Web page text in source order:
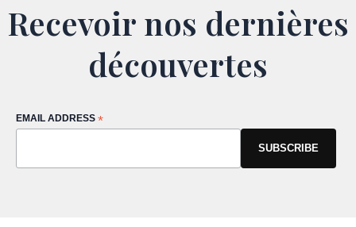
Recevoir nos dernières
découvertes
EMAIL ADDRESS *